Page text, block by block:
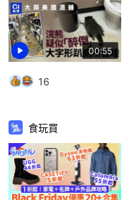
00:55
16
食玩買